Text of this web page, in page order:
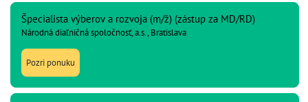
Špecialista výberov a rozvoja (m/ž) (zástup za MD/RD)
Národná diaľničná spoločnosť, a.s., Bratislava
Pozri ponuku